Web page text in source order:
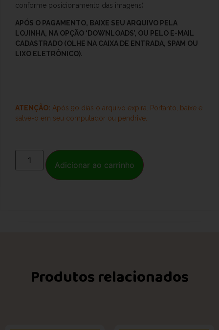
conforme posicionamento das imagens)
APÓS O PAGAMENTO, BAIXE SEU ARQUIVO PELA
LOJINHA, NA OPÇÃO ‘DOWNLOADS’, OU PELO E-MAIL
CADASTRADO (OLHE NA CAIXA DE ENTRADA, SPAM OU
LIXO ELETRÔNICO).
ATENÇÃO: Após 90 dias o arquivo expira. Portanto, baixe e
salve-o em seu computador ou pendrive.
Adicionar ao carrinho
Produtos relacionados